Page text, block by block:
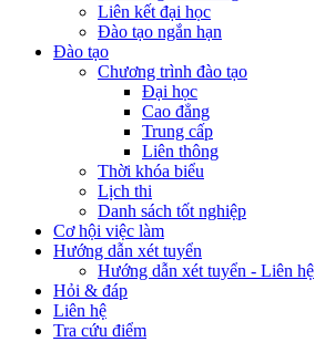
Liên kết đại học
Đào tạo ngắn hạn
Đào tạo
Chương trình đào tạo
Đại học
Cao đẳng
Trung cấp
Liên thông
Thời khóa biểu
Lịch thi
Danh sách tốt nghiệp
Cơ hội việc làm
Hướng dẫn xét tuyển
Hướng dẫn xét tuyển - Liên hệ
Hỏi & đáp
Liên hệ
Tra cứu điểm